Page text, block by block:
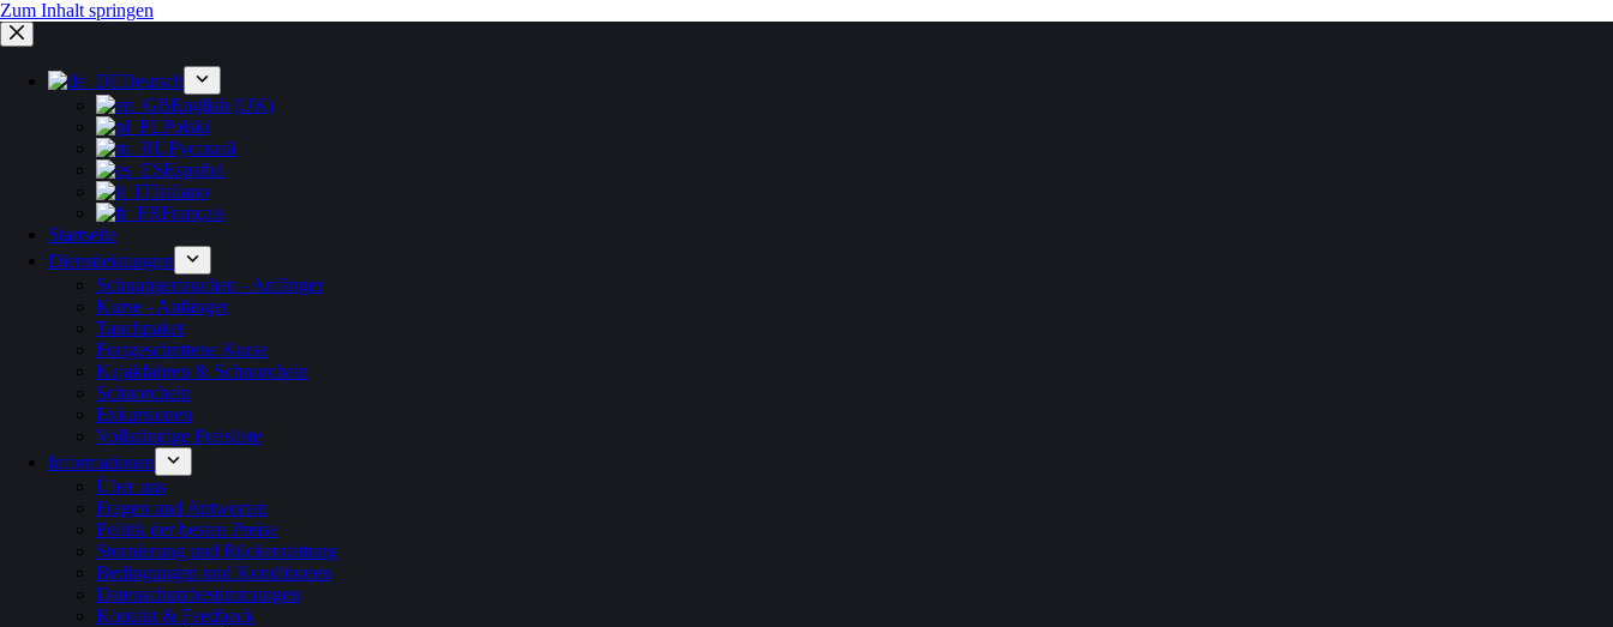
Zum Inhalt springen
Deutsch
English (UK)
Polski
Русский
Español
Italiano
Français
Startseite
Dienstleistungen
Schnuppertauchen - Anfänger
Kurse - Anfänger
Tauchpaket
Fortgeschrittene Kurse
Kajakfahren & Schnorcheln
Schnorcheln
Exkursionen
Vollständige Preisliste
Informationen
Über uns
Fragen und Antworten
Politik der besten Preise
Stornierung und Rückerstattung
Bedingungen und Konditionen
Datenschutzbestimmungen
Kontakt & Feedback